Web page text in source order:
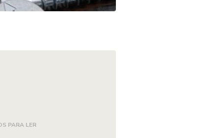
PARA LER